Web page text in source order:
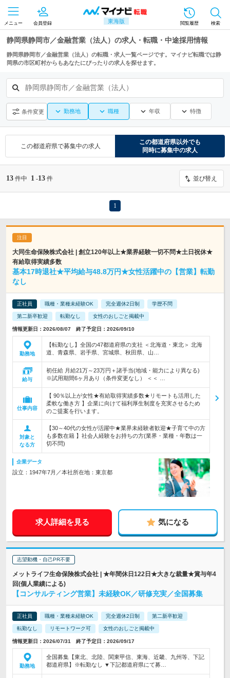
東海版
メニュー 会員登録 閲覧履歴 検索
静岡県静岡市／金融営業（法人）の求人・転職・中途採用情報
静岡県静岡市／金融営業（法人）の転職・求人一覧ページです。マイナビ転職では静
岡県の市区町村からもあなたにぴったりの求人を探せます。
静岡県静岡市／金融営業（法人）
条件変更 勤務地 職種 年収 特徴
この都道府県で募集中の求人
この都道府県以外でも
同時に募集中の求人
13 件中 1 -13 件 並び替え
1
大同生命保険株式会社 | 創立120年以上★業界経験一切不問★土日祝休★
有給取得実績多数
基本17時退社★平均給与48.8万円★女性活躍中の【営業】転勤
なし
正社員 職種・業種未経験OK 完全週休2日制 学歴不問
第二新卒歓迎 転勤なし 女性のおしごと掲載中
情報更新日：2026/08/07 終了予定日：2026/09/10
勤務地
【転勤なし】全国の47都道府県の支社 ＜北海道・東北＞ 北海
道、青森県、岩手県、宮城県、秋田県、山…
給与
初任給 月給21万～23万円＋諸手当(地域・能力により異なる)
※試用期間6ヶ月あり（条件変更なし） ＜＜ …
仕事内容
【 90％以上が女性★有給取得実績多数★リモートも活用した
柔軟な働き方 】企業に向けて福利厚生制度を充実させるため
のご提案を行います。
対象と
なる方
【30～40代の女性が活躍中★業界未経験者歓迎★子育て中の方
も多数在籍 】社会人経験をお持ちの方(業界・業種・年数は一
切不問)
企業データ
設立：1947年7月／本社所在地：東京都
求人詳細を見る 気になる
志望動機・自己PR不要
メットライフ生命保険株式会社 | ★年間休日122日★大きな裁量★賞与年4
回(個人業績による)
【コンサルティング営業】未経験OK／研修充実／全国募集
正社員 職種・業種未経験OK 完全週休2日制 第二新卒歓迎
転勤なし リモートワーク可 女性のおしごと掲載中
情報更新日：2026/07/31 終了予定日：2026/09/17
勤務地
全国募集【東北、北陸、関東甲信、東海、近畿、九州等、下記
都道府県】※転勤なし ▼下記都道府県にて募…